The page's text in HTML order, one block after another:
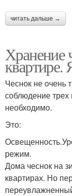
читать дальше →
Хранение
квартире.
Чеснок не очень
соблюдение
необходимо.
Это:
режим.
Дома чеснок на
квартирах. Но